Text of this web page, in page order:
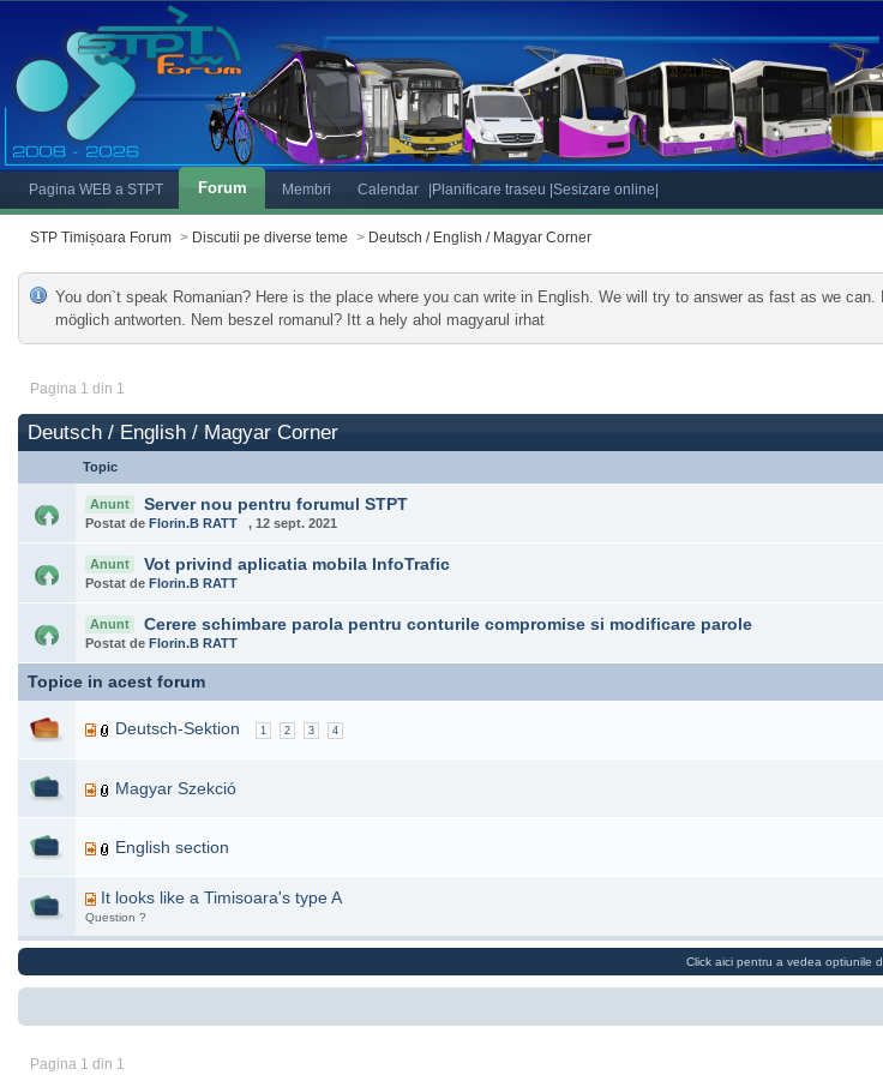
Pagina WEB a STPT Forum Membri Calendar |Planificare traseu |Sesizare online|
STP Timișoara Forum > Discutii pe diverse teme > Deutsch / English / Magyar Corner
You don`t speak Romanian? Here is the place where you can write in English. We will try to answer as fast as we
möglich antworten. Nem beszel romanul? Itt a hely ahol magyarul irhat
Pagina 1 din 1
Deutsch / English / Magyar Corner
Topic
Anunt Server nou pentru forumul STPT
Postat de Florin.B RATT , 12 sept. 2021
Anunt Vot privind aplicatia mobila InfoTrafic
Postat de Florin.B RATT
Anunt Cerere schimbare parola pentru conturile compromise si modificare parole
Postat de Florin.B RATT
Topice in acest forum
Deutsch-Sektion 1 2 3 4
Magyar Szekció
English section
It looks like a Timisoara's type A
Question ?
Click aici pentru a vedea optiunile
Pagina 1 din 1